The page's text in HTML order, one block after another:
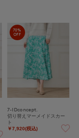
70%
OFF
7-IDconcept.
切り替えマーメイドスカー
ト
￥7,920(税込)